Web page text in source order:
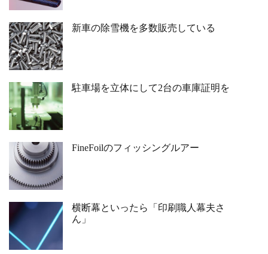
新車の除雪機を多数販売している
駐車場を立体にして2台の車庫証明を
FineFoilのフィッシングルアー
横断幕といったら「印刷職人幕夫さ
ん」